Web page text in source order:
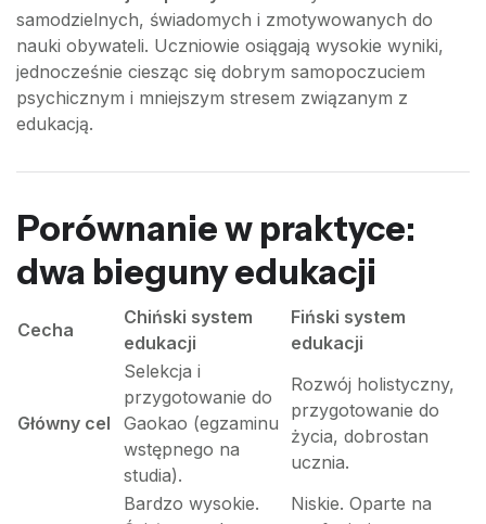
samodzielnych, świadomych i zmotywowanych do
nauki obywateli. Uczniowie osiągają wysokie wyniki,
jednocześnie ciesząc się dobrym samopoczuciem
psychicznym i mniejszym stresem związanym z
edukacją.
Porównanie w praktyce:
dwa bieguny edukacji
Cecha
Chiński system
edukacji
Fiński system
edukacji
Główny cel
Selekcja i
przygotowanie do
Gaokao (egzaminu
wstępnego na
studia).
Rozwój holistyczny,
przygotowanie do
życia, dobrostan
ucznia.
Bardzo wysokie.
Niskie. Oparte na